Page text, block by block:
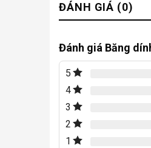
ĐÁNH GIÁ (0)
Đánh giá Băng
5
4
3
2
1